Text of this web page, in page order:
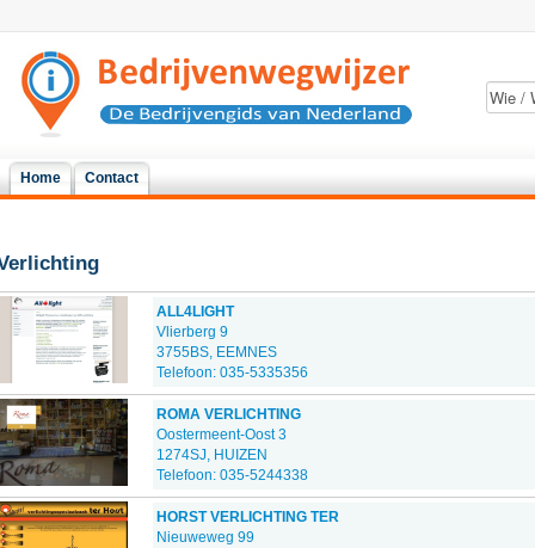
Home Contact
ALL4LIGHT
Vlierberg 9
3755BS, EEMNES
Telefoon: 035-5335356
ROMA VERLICHTING
Oostermeent-Oost 3
1274SJ, HUIZEN
Telefoon: 035-5244338
HORST VERLICHTING TER
Nieuweweg 99